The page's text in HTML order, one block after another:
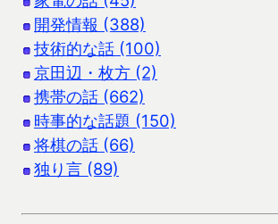
開発情報 (388)
技術的な話 (100)
京田辺・枚方 (2)
携帯の話 (662)
時事的な話題 (150)
将棋の話 (66)
独り言 (89)